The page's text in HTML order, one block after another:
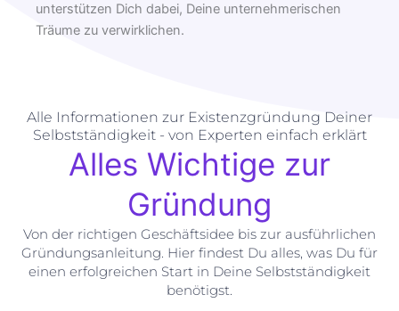
unterstützen Dich dabei, Deine unternehmerischen
Träume zu verwirklichen.
Alle Informationen zur Existenzgründung Deiner
Selbstständigkeit - von Experten einfach erklärt
Alles Wichtige zur
Gründung
Von der richtigen Geschäftsidee bis zur ausführlichen
Gründungsanleitung. Hier findest Du alles, was Du für
einen erfolgreichen Start in Deine Selbstständigkeit
benötigst.